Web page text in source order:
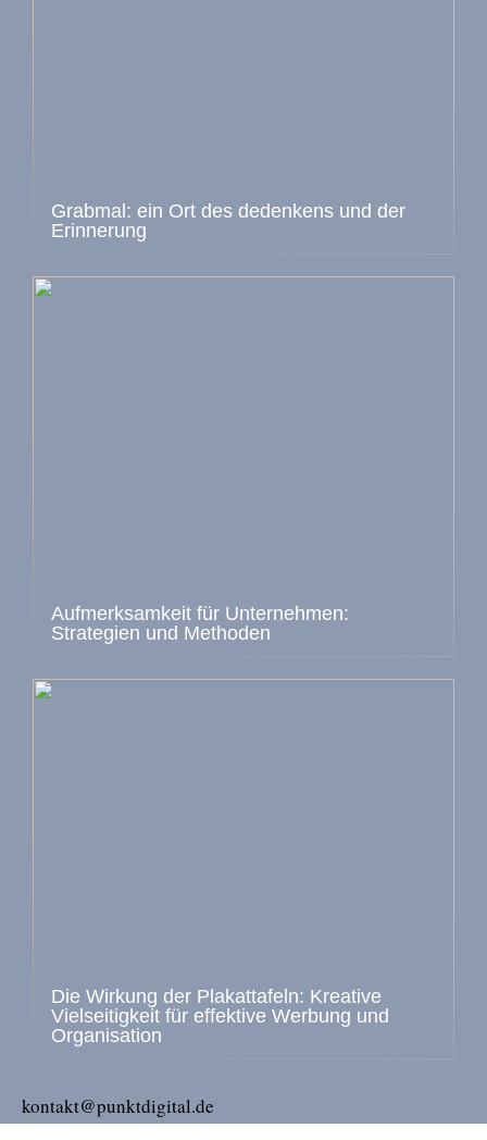
Grabmal: ein Ort des dedenkens und der
Erinnerung
Aufmerksamkeit für Unternehmen:
Strategien und Methoden
Die Wirkung der Plakattafeln: Kreative
Vielseitigkeit für effektive Werbung und
Organisation
kontakt@punktdigital.de